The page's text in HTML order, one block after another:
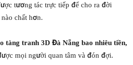
tương tác trực tiếp để cho ra đời
chất hơn.
tàng tranh 3D Đà Nẵng bao nhiêu tiền,
mọi người quan tâm và đón đợi.